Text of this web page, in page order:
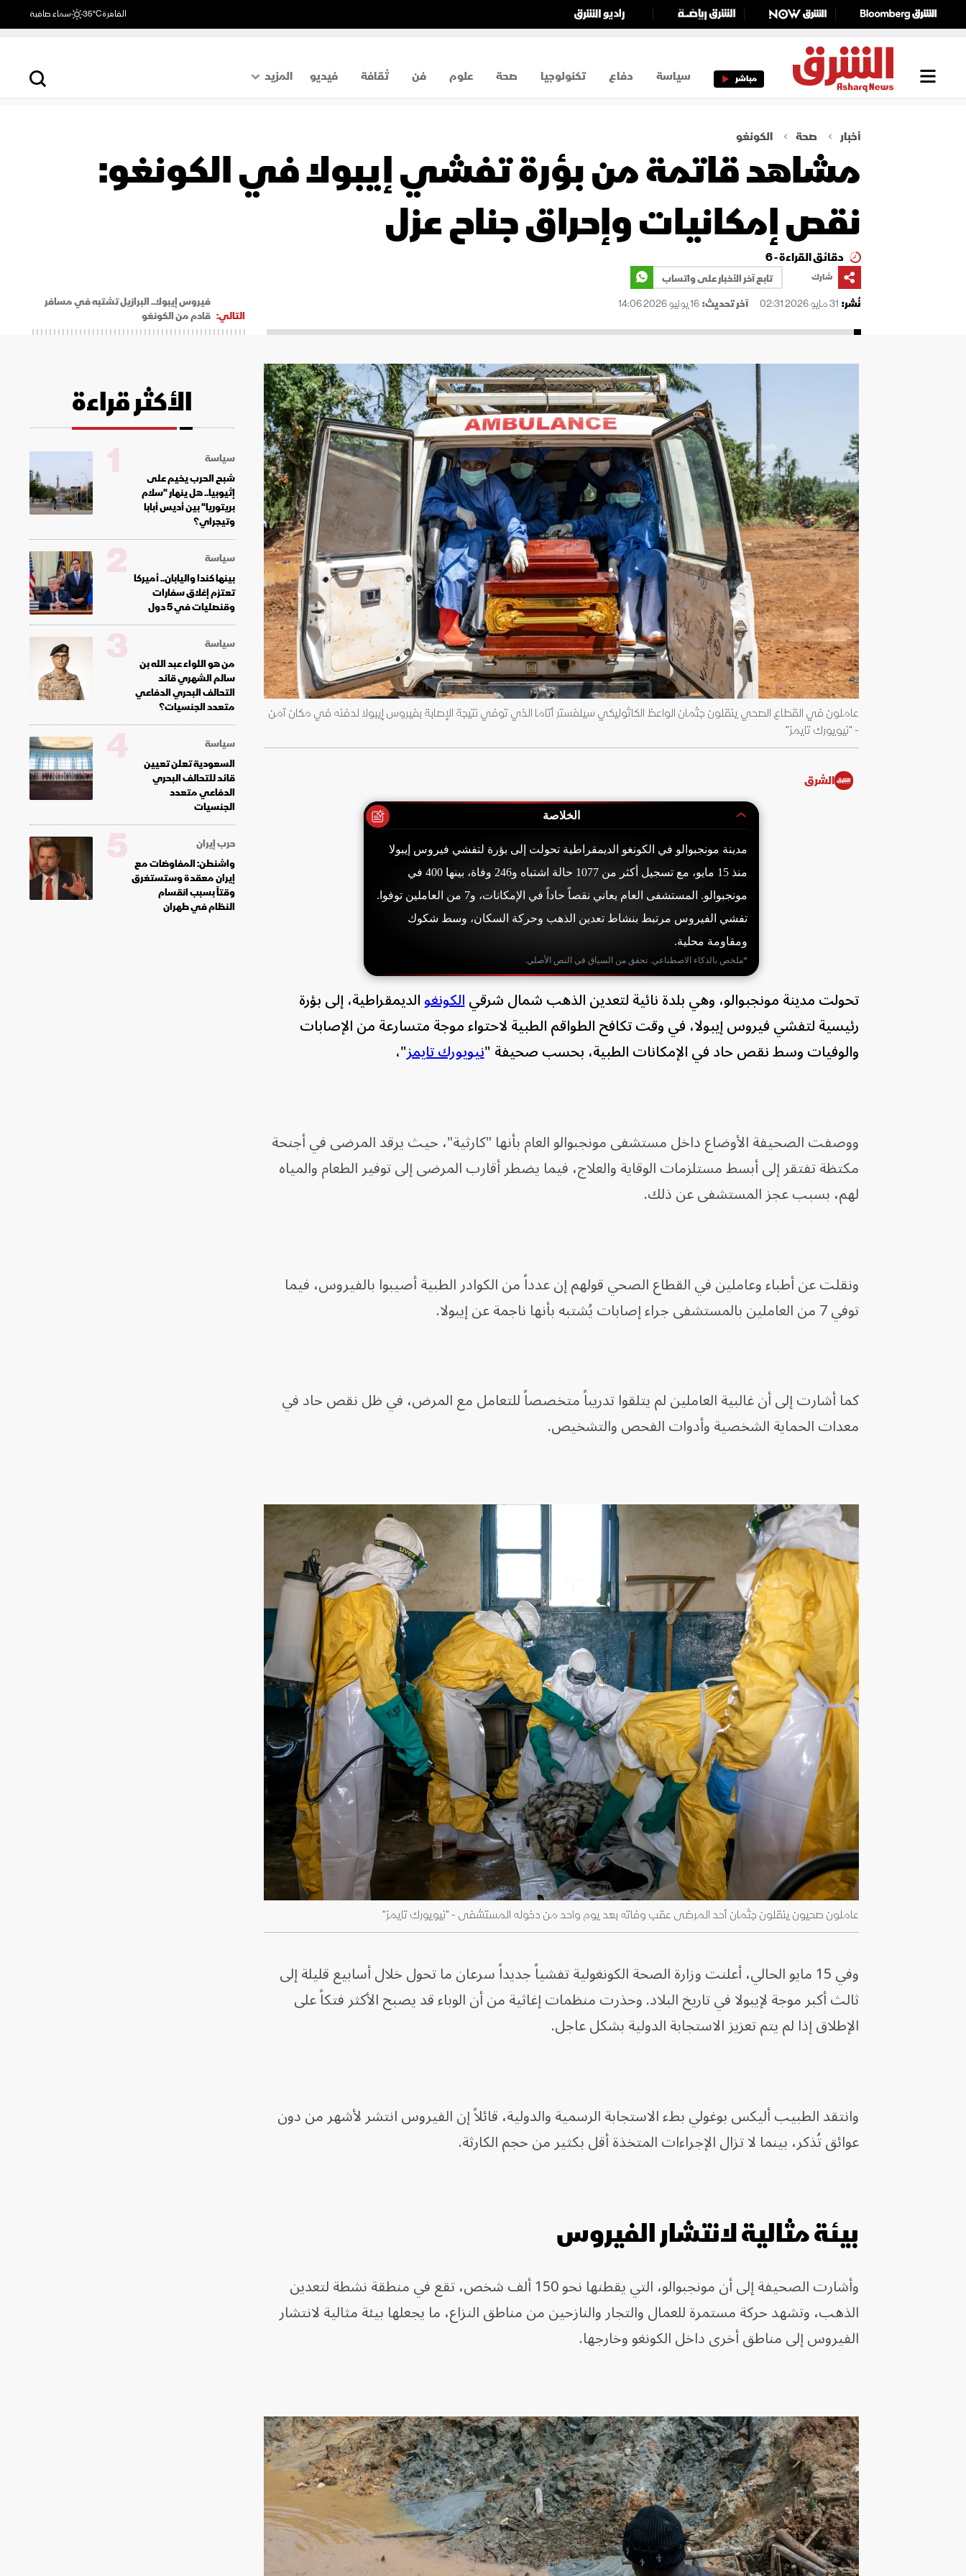
القاهرة35°C سماء صافية
مباشر سياسة دفاع تكنولوجيا صحة علوم فن ثقافة فيديو
المزيد
اقتصاد
أخبار صحة الكونغو
مشاهد قاتمة من بؤرة تفشي إيبولا في الكونغو:
نقص إمكانيات وإحراق جناح عزل
دقائق القراءة - 6
شارك
تابع آخر الأخبار على واتساب
نُشر: 31 مايو 2026 02:31 آخر تحديث:16 يونيو 2026 14:06
التالي:
فيروس إيبولا.. البرازيل تشتبه في مسافر
قادم من الكونغو
عاملون في القطاع الصحي ينقلون جثمان الواعظ الكاثوليكي سيلفستر أتاما الذي توفي نتيجة الإصابة بفيروس إيبولا لدفنه في مكان آمن
- "نيويورك تايمز"
الشرق
الخلاصة
مدينة مونجبوالو في الكونغو الديمقراطية تحولت إلى بؤرة لتفشي فيروس إيبولا
منذ 15 مايو، مع تسجيل أكثر من 1077 حالة اشتباه و246 وفاة، بينها 400 في
مونجبوالو. المستشفى العام يعاني نقصاً حاداً في الإمكانات، و7 من العاملين توفوا.
تفشي الفيروس مرتبط بنشاط تعدين الذهب وحركة السكان، وسط شكوك
ومقاومة محلية.
*ملخص بالذكاء الاصطناعي. تحقق من السياق في النص الأصلي.
تحولت مدينة مونجبوالو، وهي بلدة نائية لتعدين الذهب شمال شرقيالكونغوالديمقراطية، إلى بؤرة
رئيسية لتفشي فيروس إيبولا، في وقت تكافح الطواقم الطبية لاحتواء موجة متسارعة من الإصابات
والوفيات وسط نقص حاد في الإمكانات الطبية، بحسب صحيفة "نيويورك تايمز"،
ووصفت الصحيفة الأوضاع داخل مستشفى مونجبوالو العام بأنها "كارثية"، حيث يرقد المرضى في أجنحة
مكتظة تفتقر إلى أبسط مستلزمات الوقاية والعلاج، فيما يضطر أقارب المرضى إلى توفير الطعام والمياه
لهم، بسبب عجز المستشفى عن ذلك.
ونقلت عن أطباء وعاملين في القطاع الصحي قولهم إن عدداً من الكوادر الطبية أصيبوا بالفيروس، فيما
توفي 7 من العاملين بالمستشفى جراء إصابات يُشتبه بأنها ناجمة عن إيبولا.
كما أشارت إلى أن غالبية العاملين لم يتلقوا تدريباً متخصصاً للتعامل مع المرض، في ظل نقص حاد في
معدات الحماية الشخصية وأدوات الفحص والتشخيص.
عاملون صحيون ينقلون جثمان أحد المرضى عقب وفاته بعد يوم واحد من دخوله المستشفى - "نيويورك تايمز"
وفي 15 مايو الحالي، أعلنت وزارة الصحة الكونغولية تفشياً جديداً سرعان ما تحول خلال أسابيع قليلة إلى
ثالث أكبر موجة لإيبولا في تاريخ البلاد. وحذرت منظمات إغاثية من أن الوباء قد يصبح الأكثر فتكاً على
الإطلاق إذا لم يتم تعزيز الاستجابة الدولية بشكل عاجل.
وانتقد الطبيب أليكس بوغولي بطء الاستجابة الرسمية والدولية، قائلاً إن الفيروس انتشر لأشهر من دون
عوائق تُذكر، بينما لا تزال الإجراءات المتخذة أقل بكثير من حجم الكارثة.
بيئة مثالية لانتشار الفيروس
وأشارت الصحيفة إلى أن مونجبوالو، التي يقطنها نحو 150 ألف شخص، تقع في منطقة نشطة لتعدين
الذهب، وتشهد حركة مستمرة للعمال والتجار والنازحين من مناطق النزاع، ما يجعلها بيئة مثالية لانتشار
الفيروس إلى مناطق أخرى داخل الكونغو وخارجها.
الأكثر قراءة
سياسة
شبح الحرب يخيم على
إثيوبيا.. هل ينهار "سلام
بريتوريا" بين أديس أبابا
وتيجراي؟
1
سياسة
بينها كندا واليابان.. أميركا
تعتزم إغلاق سفارات
وقنصليات في 5 دول
2
سياسة
من هو اللواء عبد الله بن
سالم الشهري قائد
التحالف البحري الدفاعي
متعدد الجنسيات؟
3
سياسة
السعودية تعلن تعيين
قائد للتحالف البحري
الدفاعي متعدد
الجنسيات
4
حرب إيران
واشنطن: المفاوضات مع
إيران معقدة وستستغرق
وقتاً بسبب انقسام
النظام في طهران
5